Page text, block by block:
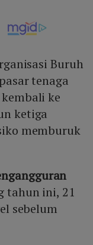
Buruh
tenaga
ke
ketiga
memburuk
tahun ini, 21
sebelum